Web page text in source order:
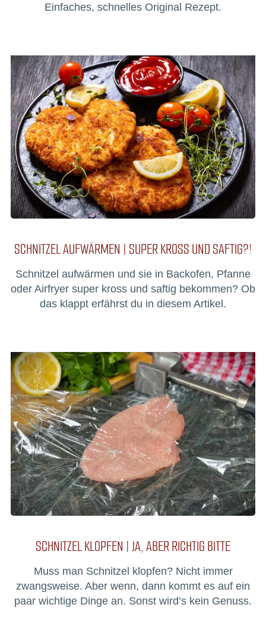
Einfaches, schnelles Original Rezept.
SCHNITZEL AUFWÄRMEN | SUPER KROSS UND SAFTIG?!
Schnitzel aufwärmen und sie in Backofen, Pfanne
oder Airfryer super kross und saftig bekommen? Ob
das klappt erfährst du in diesem Artikel.
SCHNITZEL KLOPFEN | JA, ABER RICHTIG BITTE
Muss man Schnitzel klopfen? Nicht immer
zwangsweise. Aber wenn, dann kommt es auf ein
paar wichtige Dinge an. Sonst wird’s kein Genuss.